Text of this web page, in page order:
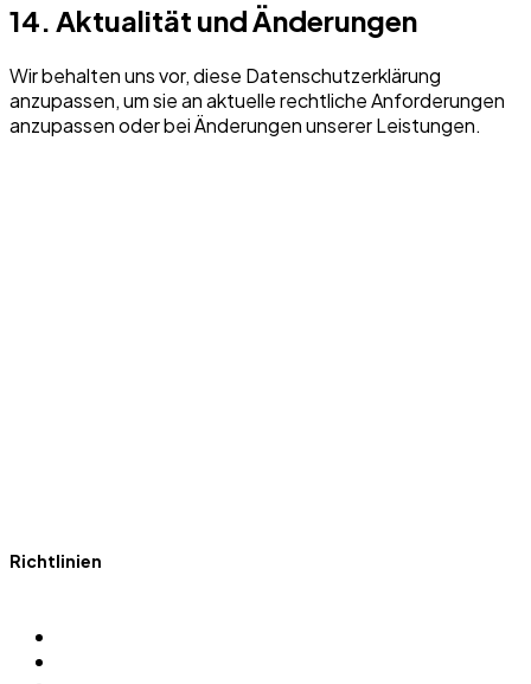
14. Aktualität und Änderungen
Wir behalten uns vor, diese Datenschutzerklärung
anzupassen, um sie an aktuelle rechtliche Anforderungen
anzupassen oder bei Änderungen unserer Leistungen.
Richtlinien